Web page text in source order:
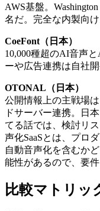
AWS基盤。
名だ。完全な内製向け
CoeFont（日本）
10,000種超のAI音声
ーや広告連携は自社開
OTONAL（日本）
公開情報上の主戦場
ドサーバー連携。日
てる話では、検討リ
声化SaaSとは、プロ
自動音声化を含むか
能性があるので、要
比較マトリッ